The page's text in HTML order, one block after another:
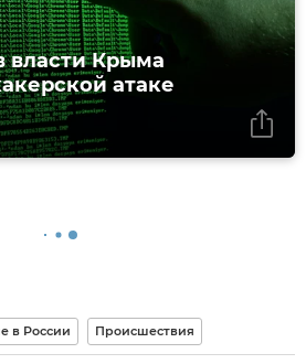
власти Крыма
атаке
в России Происшествия